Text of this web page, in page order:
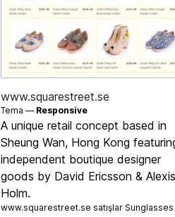
www.squarestreet.se
Tema — Responsive
A unique retail concept based in
Sheung Wan, Hong Kong
independent boutique designer
goods by David Ericsson & Alexis
Holm.
www.squarestreet.se satışlar Sunglasses